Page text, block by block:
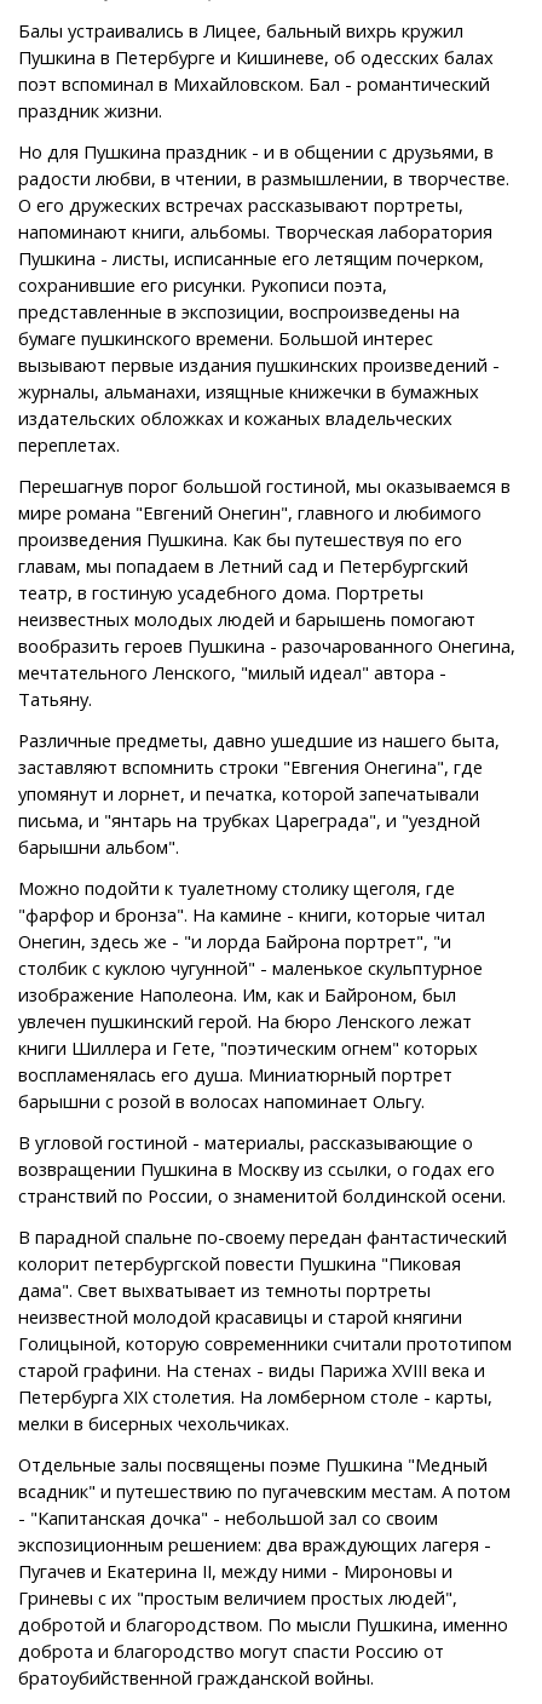
Балы устраивались в Лицее, бальный вихрь кружил
Пушкина в Петербурге и Кишиневе, об одесских балах
поэт вспоминал в Михайловском. Бал - романтический
праздник жизни.
Но для Пушкина праздник - и в общении с друзьями, в
радости любви, в чтении, в размышлении, в творчестве.
О его дружеских встречах рассказывают портреты,
напоминают книги, альбомы. Творческая лаборатория
Пушкина - листы, исписанные его летящим почерком,
сохранившие его рисунки. Рукописи поэта,
представленные в экспозиции, воспроизведены на
бумаге пушкинского времени. Большой интерес
вызывают первые издания пушкинских произведений -
журналы, альманахи, изящные книжечки в бумажных
издательских обложках и кожаных владельческих
переплетах.
Перешагнув порог большой гостиной, мы оказываемся в
мире романа "Евгений Онегин", главного и любимого
произведения Пушкина. Как бы путешествуя по его
главам, мы попадаем в Летний сад и Петербургский
театр, в гостиную усадебного дома. Портреты
неизвестных молодых людей и барышень помогают
вообразить героев Пушкина - разочарованного Онегина,
мечтательного Ленского, "милый идеал" автора -
Татьяну.
Различные предметы, давно ушедшие из нашего быта,
заставляют вспомнить строки "Евгения Онегина", где
упомянут и лорнет, и печатка, которой запечатывали
письма, и "янтарь на трубках Цареграда", и "уездной
барышни альбом".
Можно подойти к туалетному столику щеголя, где
"фарфор и бронза". На камине - книги, которые читал
Онегин, здесь же - "и лорда Байрона портрет", "и
столбик с куклою чугунной" - маленькое скульптурное
изображение Наполеона. Им, как и Байроном, был
увлечен пушкинский герой. На бюро Ленского лежат
книги Шиллера и Гете, "поэтическим огнем" которых
воспламенялась его душа. Миниатюрный портрет
барышни с розой в волосах напоминает Ольгу.
В угловой гостиной - материалы, рассказывающие о
возвращении Пушкина в Москву из ссылки, о годах его
странствий по России, о знаменитой болдинской осени.
В парадной спальне по-своему передан фантастический
колорит петербургской повести Пушкина "Пиковая
дама". Свет выхватывает из темноты портреты
неизвестной молодой красавицы и старой княгини
Голицыной, которую современники считали прототипом
старой графини. На стенах - виды Парижа XVIII века и
Петербурга XIX столетия. На ломберном столе - карты,
мелки в бисерных чехольчиках.
Отдельные залы посвящены поэме Пушкина "Медный
всадник" и путешествию по пугачевским местам. А потом
- "Капитанская дочка" - небольшой зал со своим
экспозиционным решением: два враждующих лагеря -
Пугачев и Екатерина II, между ними - Мироновы и
Гриневы с их "простым величием простых людей",
добротой и благородством. По мысли Пушкина, именно
доброта и благородство могут спасти Россию от
братоубийственной гражданской войны.